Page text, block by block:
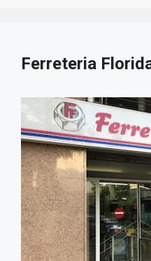
Ferreteria